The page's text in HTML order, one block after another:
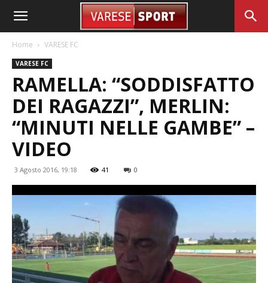
Home VARESE FC
VARESE FC
RAMELLA: “SODDISFATTO
DEI RAGAZZI”, MERLIN:
“MINUTI NELLE GAMBE” –
VIDEO
3 Agosto 2016, 19:18 41 0